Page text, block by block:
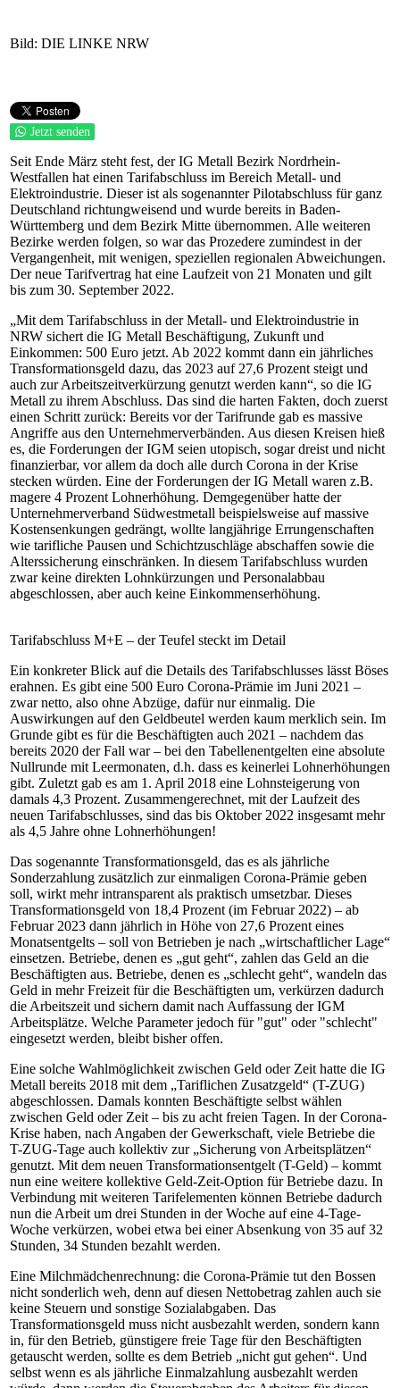
Bild: DIE LINKE NRW
Jetzt senden
Seit Ende März steht fest, der IG Metall Bezirk Nordrhein-
Westfallen hat einen Tarifabschluss im Bereich Metall- und
Elektroindustrie. Dieser ist als sogenannter Pilotabschluss für ganz
Deutschland richtungweisend und wurde bereits in Baden-
Württemberg und dem Bezirk Mitte übernommen. Alle weiteren
Bezirke werden folgen, so war das Prozedere zumindest in der
Vergangenheit, mit wenigen, speziellen regionalen Abweichungen.
Der neue Tarifvertrag hat eine Laufzeit von 21 Monaten und gilt
bis zum 30. September 2022.
„Mit dem Tarifabschluss in der Metall- und Elektroindustrie in
NRW sichert die IG Metall Beschäftigung, Zukunft und
Einkommen: 500 Euro jetzt. Ab 2022 kommt dann ein jährliches
Transformationsgeld dazu, das 2023 auf 27,6 Prozent steigt und
auch zur Arbeitszeitverkürzung genutzt werden kann“, so die IG
Metall zu ihrem Abschluss. Das sind die harten Fakten, doch zuerst
einen Schritt zurück: Bereits vor der Tarifrunde gab es massive
Angriffe aus den Unternehmerverbänden. Aus diesen Kreisen hieß
es, die Forderungen der IGM seien utopisch, sogar dreist und nicht
finanzierbar, vor allem da doch alle durch Corona in der Krise
stecken würden. Eine der Forderungen der IG Metall waren z.B.
magere 4 Prozent Lohnerhöhung. Demgegenüber hatte der
Unternehmerverband Südwestmetall beispielsweise auf massive
Kostensenkungen gedrängt, wollte langjährige Errungenschaften
wie tarifliche Pausen und Schichtzuschläge abschaffen sowie die
Alterssicherung einschränken. In diesem Tarifabschluss wurden
zwar keine direkten Lohnkürzungen und Personalabbau
abgeschlossen, aber auch keine Einkommenserhöhung.
Tarifabschluss M+E – der Teufel steckt im Detail
Ein konkreter Blick auf die Details des Tarifabschlusses lässt Böses
erahnen. Es gibt eine 500 Euro Corona-Prämie im Juni 2021 –
zwar netto, also ohne Abzüge, dafür nur einmalig. Die
Auswirkungen auf den Geldbeutel werden kaum merklich sein. Im
Grunde gibt es für die Beschäftigten auch 2021 – nachdem das
bereits 2020 der Fall war – bei den Tabellenentgelten eine absolute
Nullrunde mit Leermonaten, d.h. dass es keinerlei Lohnerhöhungen
gibt. Zuletzt gab es am 1. April 2018 eine Lohnsteigerung von
damals 4,3 Prozent. Zusammengerechnet, mit der Laufzeit des
neuen Tarifabschlusses, sind das bis Oktober 2022 insgesamt mehr
als 4,5 Jahre ohne Lohnerhöhungen!
Das sogenannte Transformationsgeld, das es als jährliche
Sonderzahlung zusätzlich zur einmaligen Corona-Prämie geben
soll, wirkt mehr intransparent als praktisch umsetzbar. Dieses
Transformationsgeld von 18,4 Prozent (im Februar 2022) – ab
Februar 2023 dann jährlich in Höhe von 27,6 Prozent eines
Monatsentgelts – soll von Betrieben je nach „wirtschaftlicher Lage“
einsetzen. Betriebe, denen es „gut geht“, zahlen das Geld an die
Beschäftigten aus. Betriebe, denen es „schlecht geht“, wandeln das
Geld in mehr Freizeit für die Beschäftigten um, verkürzen dadurch
die Arbeitszeit und sichern damit nach Auffassung der IGM
Arbeitsplätze. Welche Parameter jedoch für "gut" oder "schlecht"
eingesetzt werden, bleibt bisher offen.
Eine solche Wahlmöglichkeit zwischen Geld oder Zeit hatte die IG
Metall bereits 2018 mit dem „Tariflichen Zusatzgeld“ (T-ZUG)
abgeschlossen. Damals konnten Beschäftigte selbst wählen
zwischen Geld oder Zeit – bis zu acht freien Tagen. In der Corona-
Krise haben, nach Angaben der Gewerkschaft, viele Betriebe die
T-ZUG-Tage auch kollektiv zur „Sicherung von Arbeitsplätzen“
genutzt. Mit dem neuen Transformationsentgelt (T-Geld) – kommt
nun eine weitere kollektive Geld-Zeit-Option für Betriebe dazu. In
Verbindung mit weiteren Tarifelementen können Betriebe dadurch
nun die Arbeit um drei Stunden in der Woche auf eine 4-Tage-
Woche verkürzen, wobei etwa bei einer Absenkung von 35 auf 32
Stunden, 34 Stunden bezahlt werden.
Eine Milchmädchenrechnung: die Corona-Prämie tut den Bossen
nicht sonderlich weh, denn auf diesen Nettobetrag zahlen auch sie
keine Steuern und sonstige Sozialabgaben. Das
Transformationsgeld muss nicht ausbezahlt werden, sondern kann
in, für den Betrieb, günstigere freie Tage für den Beschäftigten
getauscht werden, sollte es dem Betrieb „nicht gut gehen“. Und
selbst wenn es als jährliche Einmalzahlung ausbezahlt werden